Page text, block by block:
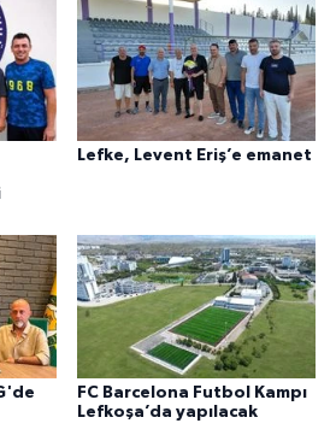
Lefke, Levent Eriş’e emanet
FC Barcelona Futbol Kampı
Lefkoşa’da yapılacak